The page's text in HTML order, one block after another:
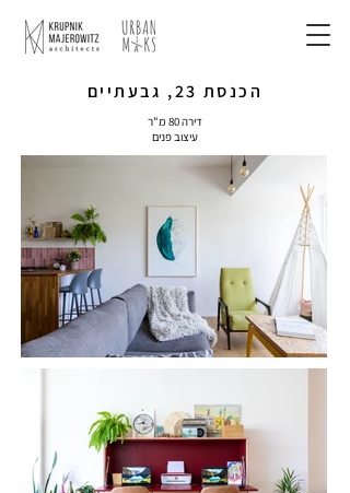
הכנסת 23, גבעתיים
דירה 80 מ"ר
עיצוב פנים